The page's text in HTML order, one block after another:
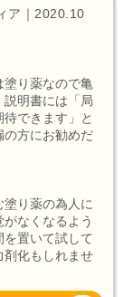
ア｜2020.10
り薬なので亀
明書には「局
できます」と
の方にお勧めだ
塗り薬の為人に
なくなるよう
置いて試して
剤化もしれませ